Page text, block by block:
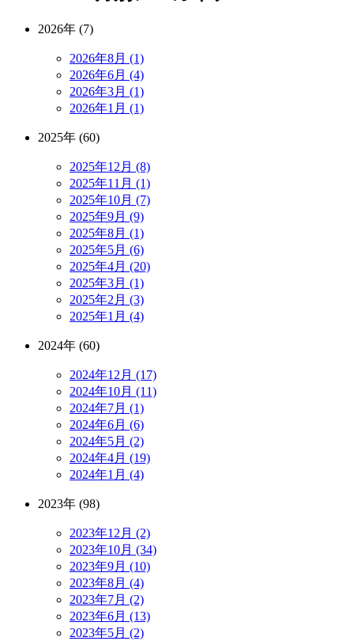
2026年 (7)
2026年8月 (1)
2026年6月 (4)
2026年3月 (1)
2026年1月 (1)
2025年 (60)
2025年12月 (8)
2025年11月 (1)
2025年10月 (7)
2025年9月 (9)
2025年8月 (1)
2025年5月 (6)
2025年4月 (20)
2025年3月 (1)
2025年2月 (3)
2025年1月 (4)
2024年 (60)
2024年12月 (17)
2024年10月 (11)
2024年7月 (1)
2024年6月 (6)
2024年5月 (2)
2024年4月 (19)
2024年1月 (4)
2023年 (98)
2023年12月 (2)
2023年10月 (34)
2023年9月 (10)
2023年8月 (4)
2023年7月 (2)
2023年6月 (13)
2023年5月 (2)